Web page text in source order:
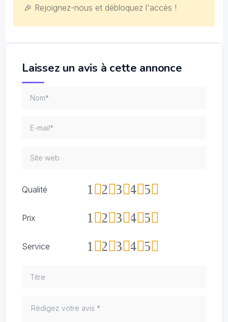
🎉 Rejoignez-nous et débloquez l'accès !
Laissez un avis à cette annonce
Qualité 5
4
3
2
1
Prix 5
4
3
2
1
Service 5
4
3
2
1